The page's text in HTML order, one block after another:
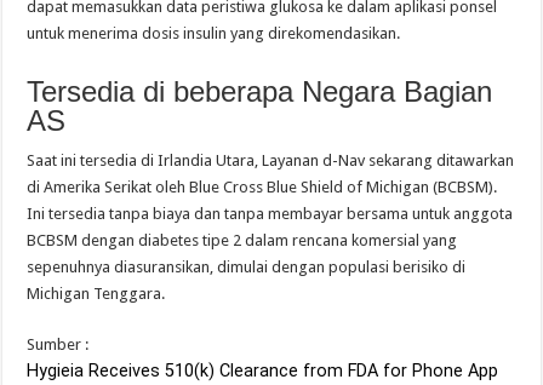
dapat memasukkan data peristiwa glukosa ke dalam aplikasi ponsel
untuk menerima dosis insulin yang direkomendasikan.
Tersedia di beberapa Negara Bagian
AS
Saat ini tersedia di Irlandia Utara, Layanan d-Nav sekarang ditawarkan
di Amerika Serikat oleh Blue Cross Blue Shield of Michigan (BCBSM).
Ini tersedia tanpa biaya dan tanpa membayar bersama untuk anggota
BCBSM dengan diabetes tipe 2 dalam rencana komersial yang
sepenuhnya diasuransikan, dimulai dengan populasi berisiko di
Michigan Tenggara.
Sumber :
Hygieia Receives 510(k) Clearance from FDA for Phone App